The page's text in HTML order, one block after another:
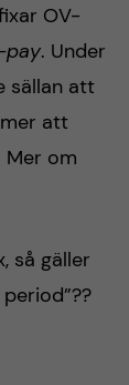
OV-
pay. Under
sällan att
att
om
så gäller